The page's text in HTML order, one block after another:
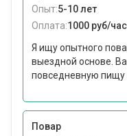
Опыт:5-10 лет
Оплата:1000 руб/час
Я ищу опытного
выездной основе.
повседневную пищу
Повар